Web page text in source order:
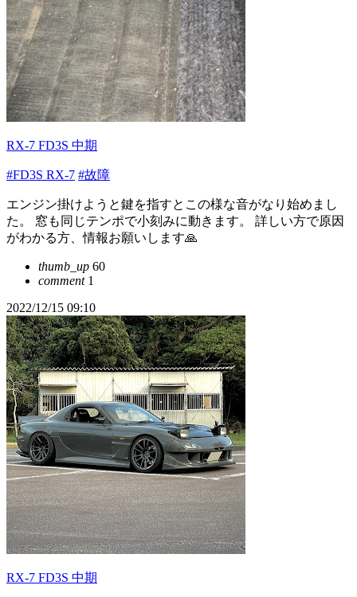
RX-7 FD3S 中期
#FD3S RX-7 #故障
エンジン掛けようと鍵を指すとこの様な音がなり始めまし
た。 窓も同じテンポで小刻みに動きます。 詳しい方で原因
がわかる方、情報お願いします🙏
thumb_up 60
comment1
2022/12/15 09:10
RX-7 FD3S 中期